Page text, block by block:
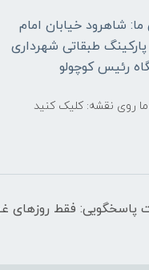
شاهرود خیابان امام
پارکینگ طبقاتی شهرداری
رئیس کوچولو
روی نقشه: کلیک کنید